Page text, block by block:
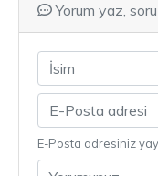
Yorum yaz,
E-Posta adresiniz